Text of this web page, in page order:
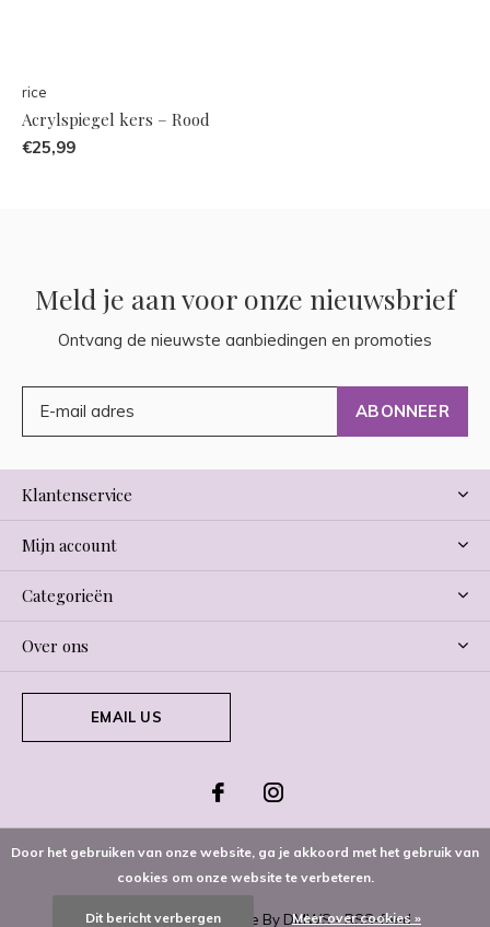
rice
Acrylspiegel kers – Rood
€25,99
Meld je aan voor onze nieuwsbrief
Ontvang de nieuwste aanbiedingen en promoties
ABONNEER
Klantenservice
Mijn account
Categorieën
Over ons
EMAIL US
© Copyright2026- Theme By DMWS-RSS-feed
Door het gebruiken van onze website, ga je akkoord met het gebruik van
cookies om onze website te verbeteren.
Dit bericht verbergen Meer over cookies »